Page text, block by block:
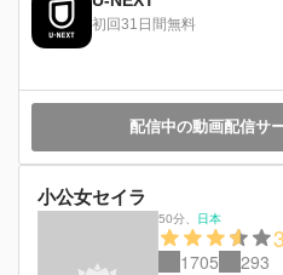
初回31日間無料
配信中の動画配信サ
小公女セイラ
50分 日本
1705 293